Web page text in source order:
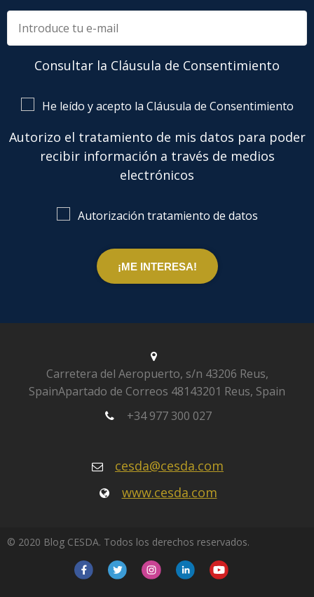
Consultar la Cláusula de Consentimiento
He leído y acepto la Cláusula de Consentimiento
Autorizo el tratamiento de mis datos para poder
recibir información a través de medios
electrónicos
Autorización tratamiento de datos
Carretera del Aeropuerto, s/n 43206 Reus,
SpainApartado de Correos 48143201 Reus, Spain
+34 977 300 027
cesda@cesda.com
www.cesda.com
© 2020 Blog CESDA. Todos los derechos reservados.